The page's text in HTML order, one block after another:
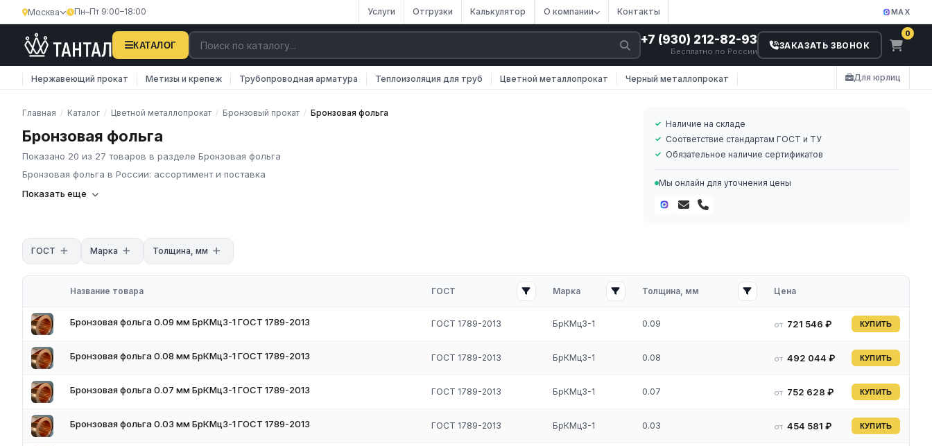
Москва Пн–Пт 9:00–18:00 Услуги Отгрузки Калькулятор О компании Контакты MAX
КАТАЛОГ +7 (930) 212-82-93
Бесплатно по России
ЗАКАЗАТЬ ЗВОНОК
0
Нержавеющий прокат Метизы и крепеж Трубопроводная арматура Теплоизоляция для труб Цветной металлопрокат Черный металлопрокат Для юрлиц
Главная / Каталог / Цветной металлопрокат / Бронзовый прокат / Бронзовая фольга
Бронзовая фольга
Показано 20 из 27 товаров в разделе Бронзовая фольга
Бронзовая фольга в России: ассортимент и поставка
Бронзовая фольга
металлопродукции. Отличительная особенность данных металлоизделий является тончайшая раскатка, показатель которой
варьируется от 1 микрона до 0,5 мм.
Изготовление
Фольга данного сортамента производится из высококачественных сплавов меди, содержащих различные легирующие наполнители.
характеристики расплавов на основе меди (97%).
При производстве фольги самыми востребованными марками являются высокотехничные, сложнолегированные кремнисто-
марганцевый, бериллиевый, оловянный, безоловянные бронзовые расплавы
БрБ2, БрБНТ1,9, БрОФ6,5-0,15, БрКМц3-1 ,
обладающие повышенной износостойкостью, пластичностью, легкостью обработки.
Требования к качеству
Показать еще
Наличие на складе
Соответствие стандартам ГОСТ и ТУ
Обязательное наличие сертификатов
Мы онлайн для уточнения цены
ГОСТ Марка Толщина, мм
Название товара ГОСТ Марка Толщина, мм Цена
Бронзовая фольга 0.09 мм БрКМц3-1 ГОСТ 1789-2013 ГОСТ 1789-2013 БрКМц3-1 0.09 от 721 546 ₽ КУПИТЬ
Бронзовая фольга 0.08 мм БрКМц3-1 ГОСТ 1789-2013 ГОСТ 1789-2013 БрКМц3-1 0.08 от 492 044 ₽ КУПИТЬ
Бронзовая фольга 0.07 мм БрКМц3-1 ГОСТ 1789-2013 ГОСТ 1789-2013 БрКМц3-1 0.07 от 752 628 ₽ КУПИТЬ
Бронзовая фольга 0.03 мм БрКМц3-1 ГОСТ 1789-2013 ГОСТ 1789-2013 БрКМц3-1 0.03 от 454 581 ₽ КУПИТЬ